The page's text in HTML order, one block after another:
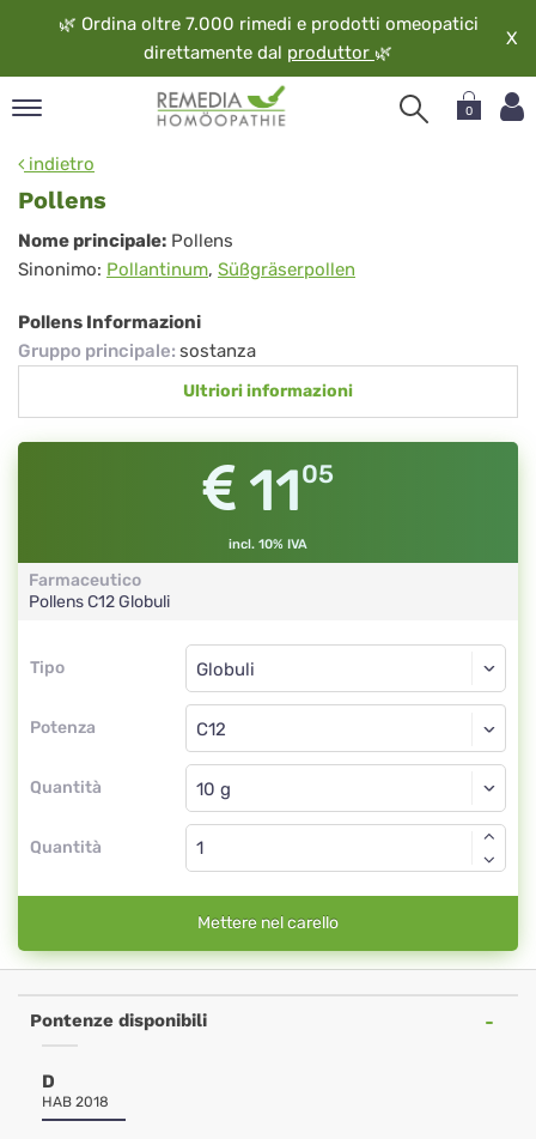
🌿 Ordina oltre 7.000 rimedi e prodotti omeopatici
direttamente dal produttor 🌿
X
0
indietro
Pollens
Pollens
Nome principale: Pollens
Sinonimo: Pollantinum, Süßgräserpollen
Pollens Informazioni
Gruppo principale: sostanza
Ultriori informazioni
1105
incl. 10% IVA
Farmaceutico
PollensC12Globuli
Tipo
Tipo
Potenza
Globuli
C12
Quantità
Globuli
Quantità
Mettere nel carello
Pontenze disponibili
D
HAB 2018